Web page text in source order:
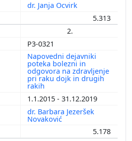
dr. Janja Ocvirk
5.313
2.
P3-0321
Napovedni dejavniki
poteka bolezni in
odgovora na zdravljenje
pri raku dojk in drugih
rakih
1.1.2015 - 31.12.2019
dr. Barbara Jezeršek
Novaković
5.178